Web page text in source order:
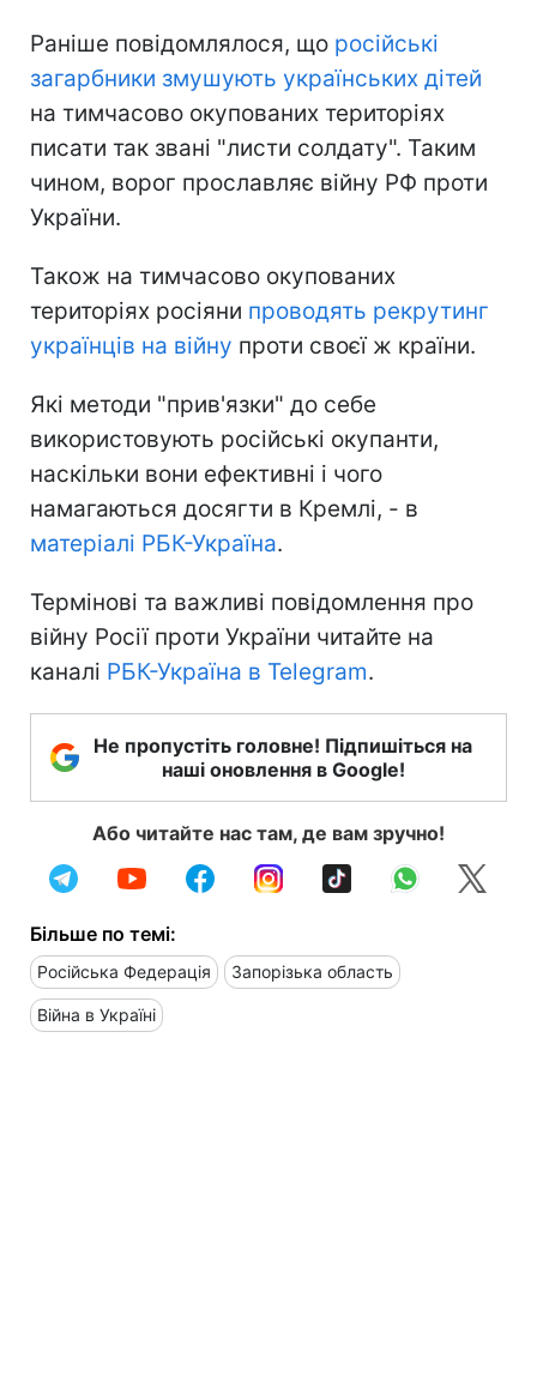
Раніше повідомлялося, що російські
загарбники змушують українських дітей
на тимчасово окупованих територіях
писати так звані "листи солдату". Таким
чином, ворог прославляє війну РФ проти
України.
Також на тимчасово окупованих
територіях росіяни проводять рекрутинг
українців на війну проти своєї ж країни.
Які методи "прив'язки" до себе
використовують російські окупанти,
наскільки вони ефективні і чого
намагаються досягти в Кремлі, - в
матеріалі РБК-Україна.
Термінові та важливі повідомлення про
війну Росії проти України читайте на
каналі РБК-Україна в Telegram.
Не пропустіть головне! Підпишіться на
наші оновлення в Google!
Або читайте нас там, де вам зручно!
Більше по темі:
Російська Федерація Запорізька область
Війна в Україні